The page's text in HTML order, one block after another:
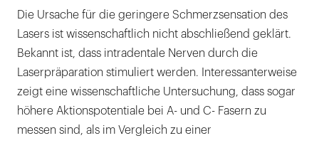
Die Ursache für die geringere Schmerzsensation des
Lasers ist wissenschaftlich nicht abschließend geklärt.
Bekannt ist, dass intradentale Nerven durch die
Laserpräparation stimuliert werden. Interessanterweise
zeigt eine wissenschaftliche Untersuchung, dass sogar
höhere Aktionspotentiale bei A- und C- Fasern zu
messen sind, als im Vergleich zu einer